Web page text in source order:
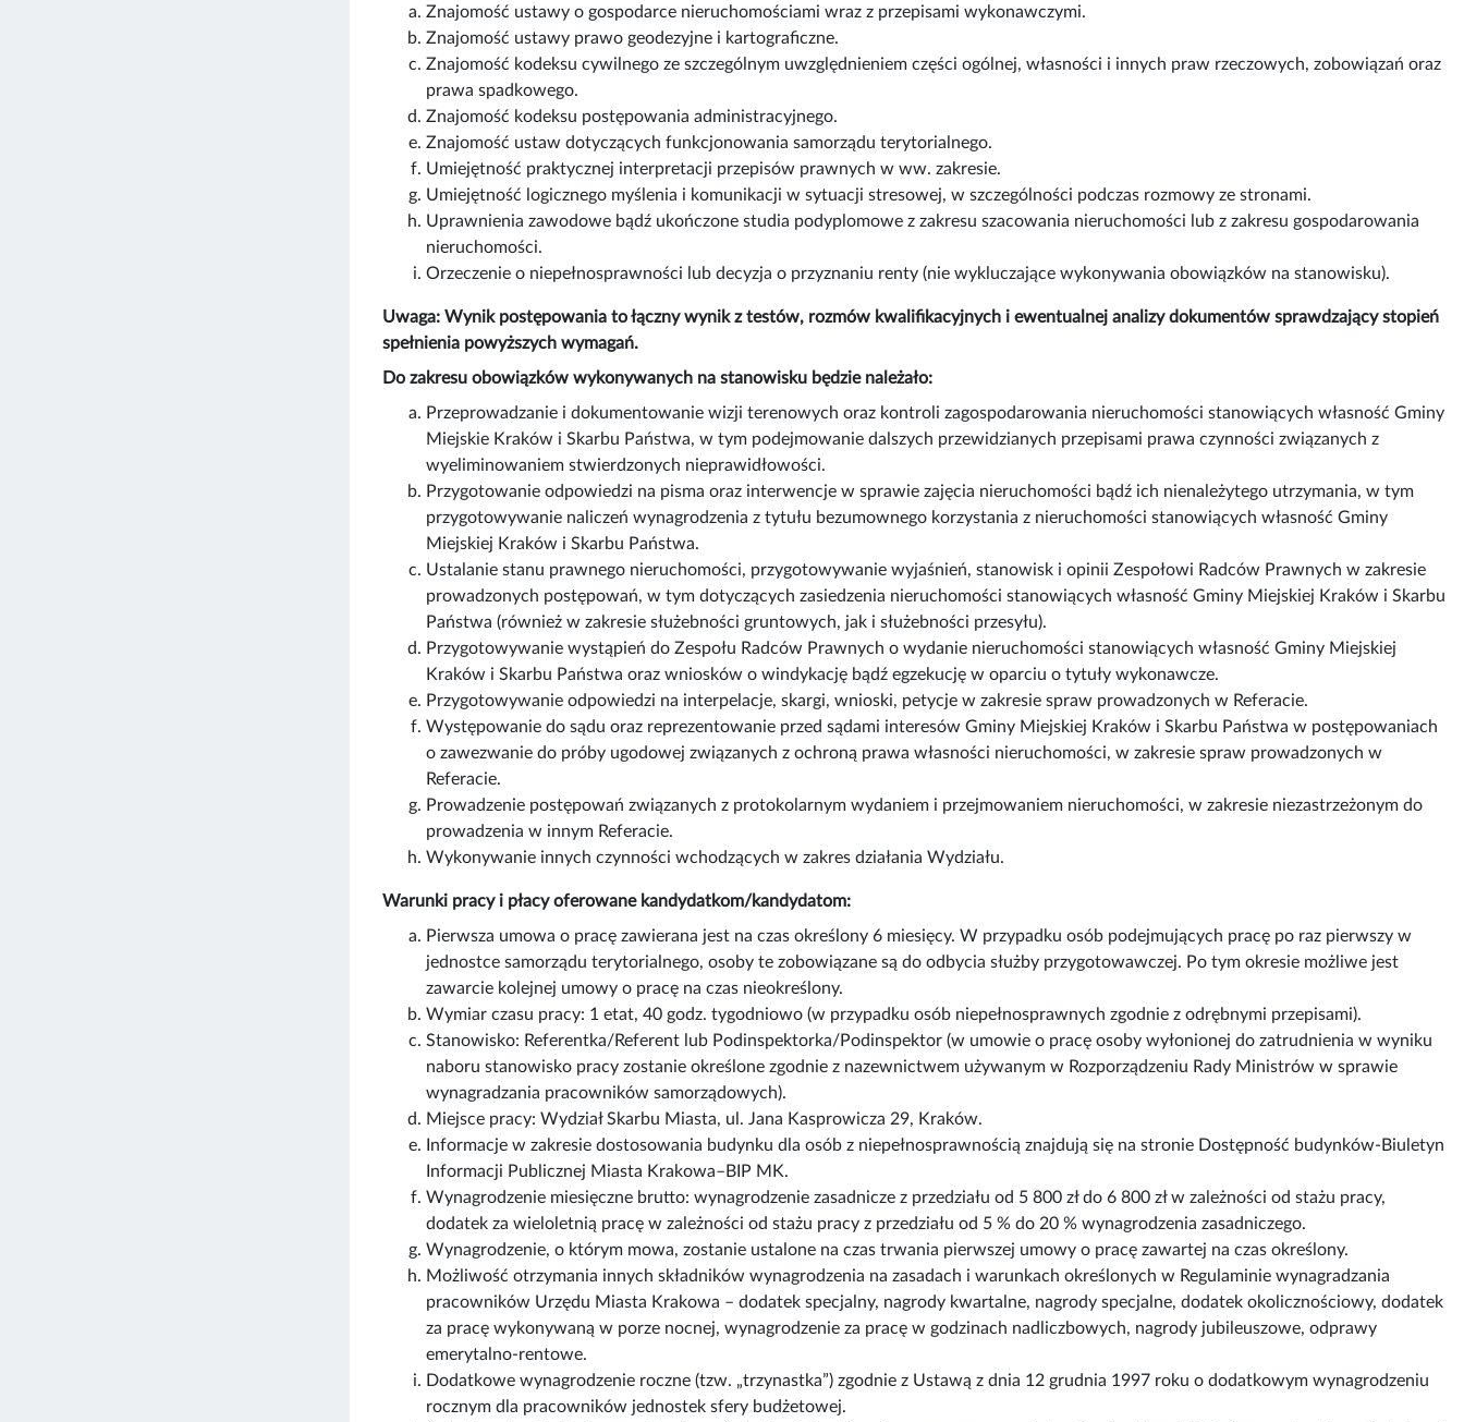
Znajomość ustawy o gospodarce nieruchomościami wraz z przepisami wykonawczymi.
Znajomość ustawy prawo geodezyjne i kartograficzne.
Znajomość kodeksu cywilnego ze szczególnym uwzględnieniem części ogólnej, własności i innych praw rzeczowych, zobowiązań oraz
prawa spadkowego.
Znajomość kodeksu postępowania administracyjnego.
Znajomość ustaw dotyczących funkcjonowania samorządu terytorialnego.
Umiejętność praktycznej interpretacji przepisów prawnych w ww. zakresie.
Umiejętność logicznego myślenia i komunikacji w sytuacji stresowej, w szczególności podczas rozmowy ze stronami.
Uprawnienia zawodowe bądź ukończone studia podyplomowe z zakresu szacowania nieruchomości lub z zakresu gospodarowania
nieruchomości.
Orzeczenie o niepełnosprawności lub decyzja o przyznaniu renty (nie wykluczające wykonywania obowiązków na stanowisku).
Uwaga: Wynik postępowania to łączny wynik z testów, rozmów kwalifikacyjnych i ewentualnej analizy dokumentów sprawdzający stopień
spełnienia powyższych wymagań.
Do zakresu obowiązków wykonywanych na stanowisku będzie należało:
Przeprowadzanie i dokumentowanie wizji terenowych oraz kontroli zagospodarowania nieruchomości stanowiących własność Gminy
Miejskie Kraków i Skarbu Państwa, w tym podejmowanie dalszych przewidzianych przepisami prawa czynności związanych z
wyeliminowaniem stwierdzonych nieprawidłowości.
Przygotowanie odpowiedzi na pisma oraz interwencje w sprawie zajęcia nieruchomości bądź ich nienależytego utrzymania, w tym
przygotowywanie naliczeń wynagrodzenia z tytułu bezumownego korzystania z nieruchomości stanowiących własność Gminy
Miejskiej Kraków i Skarbu Państwa.
Ustalanie stanu prawnego nieruchomości, przygotowywanie wyjaśnień, stanowisk i opinii Zespołowi Radców Prawnych w zakresie
prowadzonych postępowań, w tym dotyczących zasiedzenia nieruchomości stanowiących własność Gminy Miejskiej Kraków i Skarbu
Państwa (również w zakresie służebności gruntowych, jak i służebności przesyłu).
Przygotowywanie wystąpień do Zespołu Radców Prawnych o wydanie nieruchomości stanowiących własność Gminy Miejskiej
Kraków i Skarbu Państwa oraz wniosków o windykację bądź egzekucję w oparciu o tytuły wykonawcze.
Przygotowywanie odpowiedzi na interpelacje, skargi, wnioski, petycje w zakresie spraw prowadzonych w Referacie.
Występowanie do sądu oraz reprezentowanie przed sądami interesów Gminy Miejskiej Kraków i Skarbu Państwa w postępowaniach
o zawezwanie do próby ugodowej związanych z ochroną prawa własności nieruchomości, w zakresie spraw prowadzonych w
Referacie.
Prowadzenie postępowań związanych z protokolarnym wydaniem i przejmowaniem nieruchomości, w zakresie niezastrzeżonym do
prowadzenia w innym Referacie.
Wykonywanie innych czynności wchodzących w zakres działania Wydziału.
Warunki pracy i płacy oferowane kandydatkom/kandydatom:
Pierwsza umowa o pracę zawierana jest na czas określony 6 miesięcy. W przypadku osób podejmujących pracę po raz pierwszy w
jednostce samorządu terytorialnego, osoby te zobowiązane są do odbycia służby przygotowawczej. Po tym okresie możliwe jest
zawarcie kolejnej umowy o pracę na czas nieokreślony.
Wymiar czasu pracy: 1 etat, 40 godz. tygodniowo (w przypadku osób niepełnosprawnych zgodnie z odrębnymi przepisami).
Stanowisko: Referentka/Referent lub Podinspektorka/Podinspektor (w umowie o pracę osoby wyłonionej do zatrudnienia w wyniku
naboru stanowisko pracy zostanie określone zgodnie z nazewnictwem używanym w Rozporządzeniu Rady Ministrów w sprawie
wynagradzania pracowników samorządowych).
Miejsce pracy: Wydział Skarbu Miasta, ul. Jana Kasprowicza 29, Kraków.
Informacje w zakresie dostosowania budynku dla osób z niepełnosprawnością znajdują się na stronie Dostępność budynków-Biuletyn
Informacji Publicznej Miasta Krakowa–BIP MK.
Wynagrodzenie miesięczne brutto: wynagrodzenie zasadnicze z przedziału od 5 800 zł do 6 800 zł w zależności od stażu pracy,
dodatek za wieloletnią pracę w zależności od stażu pracy z przedziału od 5 % do 20 % wynagrodzenia zasadniczego.
Wynagrodzenie, o którym mowa, zostanie ustalone na czas trwania pierwszej umowy o pracę zawartej na czas określony.
Możliwość otrzymania innych składników wynagrodzenia na zasadach i warunkach określonych w Regulaminie wynagradzania
pracowników Urzędu Miasta Krakowa – dodatek specjalny, nagrody kwartalne, nagrody specjalne, dodatek okolicznościowy, dodatek
za pracę wykonywaną w porze nocnej, wynagrodzenie za pracę w godzinach nadliczbowych, nagrody jubileuszowe, odprawy
emerytalno-rentowe.
Dodatkowe wynagrodzenie roczne (tzw. „trzynastka”) zgodnie z Ustawą z dnia 12 grudnia 1997 roku o dodatkowym wynagrodzeniu
rocznym dla pracowników jednostek sfery budżetowej.